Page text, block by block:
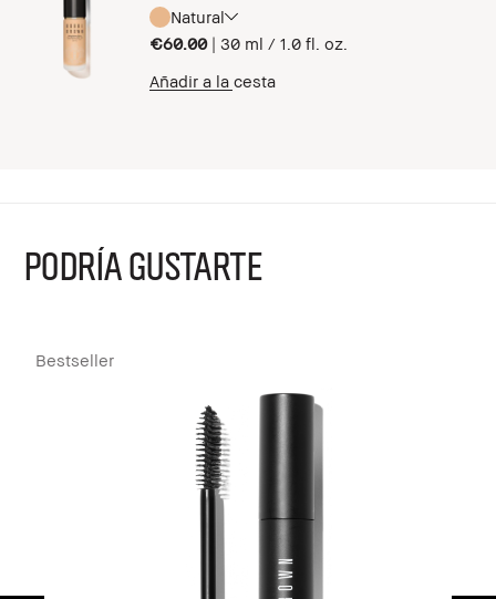
Natural
€60.00 | 30 ml / 1.0 fl. oz.
Añadir a la cesta
PODRÍA GUSTARTE
Bestseller